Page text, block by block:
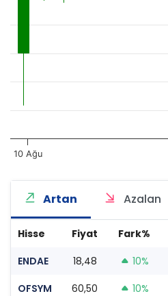
10 Ağu
Artan Azalan
Hisse Fiyat Fark%
ENDAE
18,48 10%
OFSYM
60,50 10%